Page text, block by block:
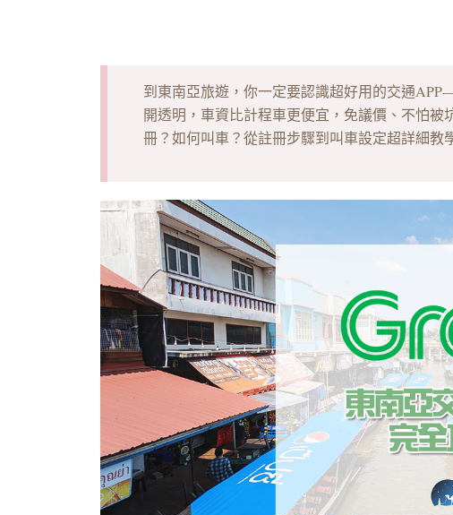
到東南亞旅遊，你一定要認識超好用的交通
開透明，車資比計程車更便宜，免議價、不怕被
冊？如何叫車？從註冊步驟到叫車設定超詳細教